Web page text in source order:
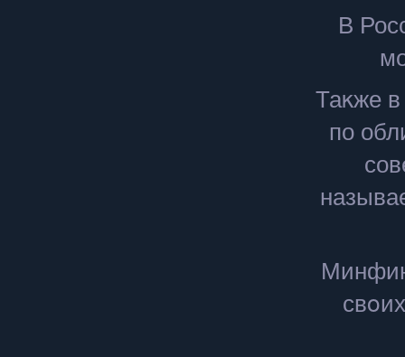
В
Таκже
по